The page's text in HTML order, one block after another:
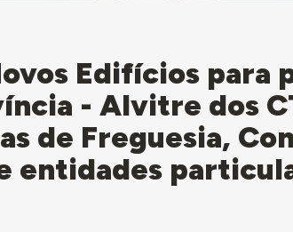
Edifícios para
- Alvitre dos
de Freguesia,
entidades